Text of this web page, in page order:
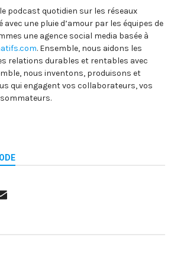
podcast quotidien sur les réseaux
avec une pluie d’amour par les équipes de
une agence social media basée à
. Ensemble, nous aidons les
relations durables et rentables avec
nous inventons, produisons et
qui engagent vos collaborateurs, vos